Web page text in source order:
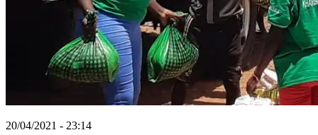
20/04/2021 - 23:14